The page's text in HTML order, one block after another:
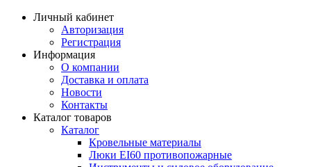
Личный кабинет
Авторизация
Регистрация
Информация
О компании
Доставка и оплата
Новости
Контакты
Каталог товаров
Каталог
Кровельные материалы
Люки EI60 противопожарные